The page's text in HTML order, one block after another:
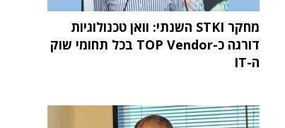
מחקר STKI השנתי: וואן טכנולוגיות
דורגה כ-TOP Vendor בכל תחומי שוק
ה-IT